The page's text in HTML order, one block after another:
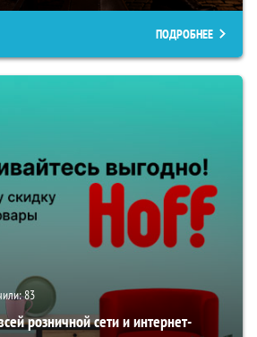
ПОДРОБНЕЕ
83
розничной сети и интернет-